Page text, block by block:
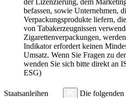
befassen, sowie Unternehmen,
Verpackungsprodukte liefern,
von Tabakerzeugnissen
Zigarettenverpackungen,
Indikator erfordert keinen
Umsatz. Wenn Sie Fragen zu
wenden Sie sich bitte direkt an
ESG)
Staatsanleihen
Die folgenden